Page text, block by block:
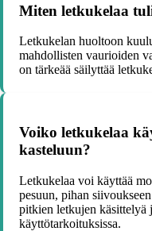
Miten letkukelaa
Letkukelan huoltoon
mahdollisten vaurioiden
on tärkeää säilyttää
Voiko letkukelaa
kasteluun?
Letkukelaa voi käyttää
pesuun, pihan
pitkien letkujen käsittelyä
käyttötarkoituksissa.